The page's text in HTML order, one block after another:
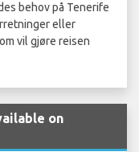
behov på Tenerife
eller
vil gjøre reisen
on